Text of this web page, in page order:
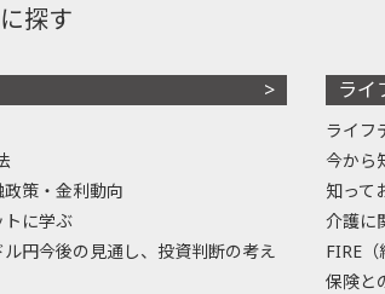
探す
政策・金利動向
に学ぶ
ル円今後の見通し、投資判断の考え
ライ
ライフ
今から
知って
介護に
FIRE（
保険と